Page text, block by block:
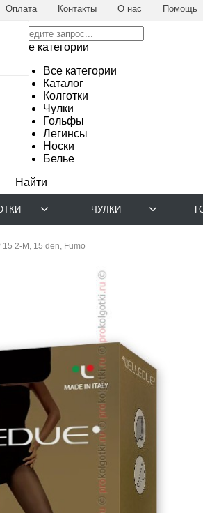
Оплата Контакты О нас Помощь
Все категории
Все категории
Каталог
Колготки
Чулки
Гольфы
Легинсы
Носки
Белье
Найти
ЧУЛКИ
15 2-M, 15 den, Fumo